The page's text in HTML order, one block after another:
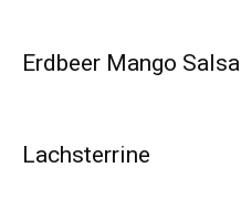
Erdbeer Mango Salsa
Lachsterrine